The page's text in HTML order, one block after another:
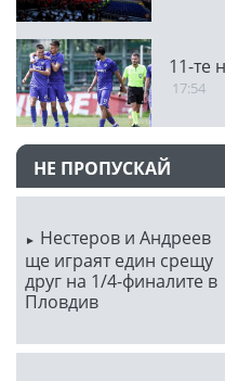
11-те
17:54
НЕ ПРОПУСКАЙ
Нестеров и Андреев
ще играят един срещу
друг на 1/4-финалите в
Пловдив